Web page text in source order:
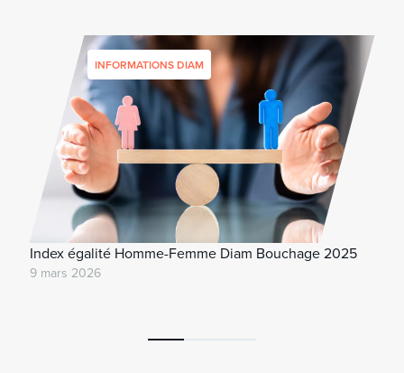
INFORMATIONS DIAM
Index égalité Homme-Femme Diam Bouchage 2025
9 mars 2026